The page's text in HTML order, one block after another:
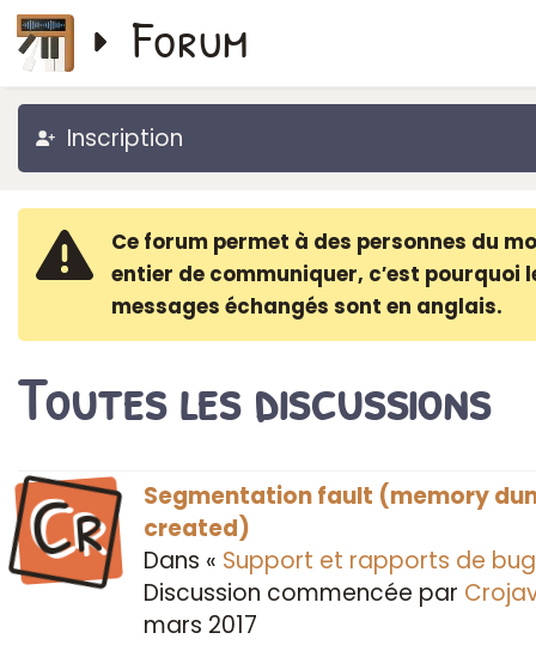
Forum
Inscription
Ce forum permet à des personnes du
entier de communiquer, c′est pourquoi
messages échangés sont en anglais.
Toutes les discussions
Cr
Segmentation fault (memory
created)
Dans « Support et rapports de
Discussion commencée par
mars 2017